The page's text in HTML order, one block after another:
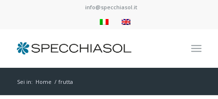
info@specchiasol.it
Sei in: Home / frutta